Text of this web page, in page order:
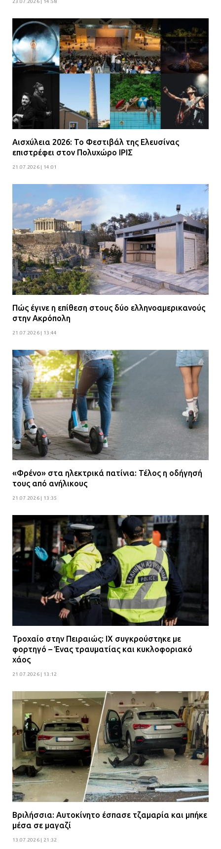
23.07.2026 | 14:58
Αισχύλεια 2026: Το Φεστιβάλ της Ελευσίνας
επιστρέφει στον Πολυχώρο ΙΡΙΣ
21.07.2026 | 14:01
Πώς έγινε η επίθεση στους δύο ελληνοαμερικανούς
στην Ακρόπολη
21.07.2026 | 13:44
«Φρένο» στα ηλεκτρικά πατίνια: Τέλος η οδήγησή
τους από ανήλικους
21.07.2026 | 13:35
Τροχαίο στην Πειραιώς: ΙΧ συγκρούστηκε με
φορτηγό – Ένας τραυματίας και κυκλοφοριακό
χάος
21.07.2026 | 13:12
Βριλήσσια: Αυτοκίνητο έσπασε τζαμαρία και μπήκε
μέσα σε μαγαζί
13.07.2026 | 21:32